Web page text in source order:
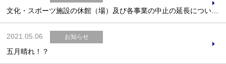
2021.05.06 お知らせ
五月晴れ！？